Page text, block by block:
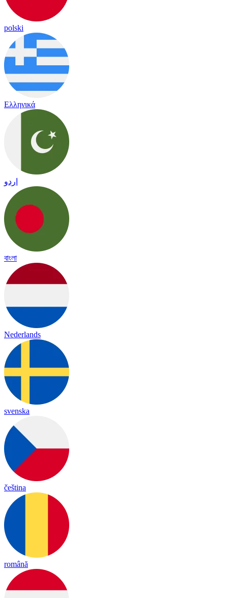
polski
Ελληνικά
اردو
বাংলা
Nederlands
svenska
čeština
română